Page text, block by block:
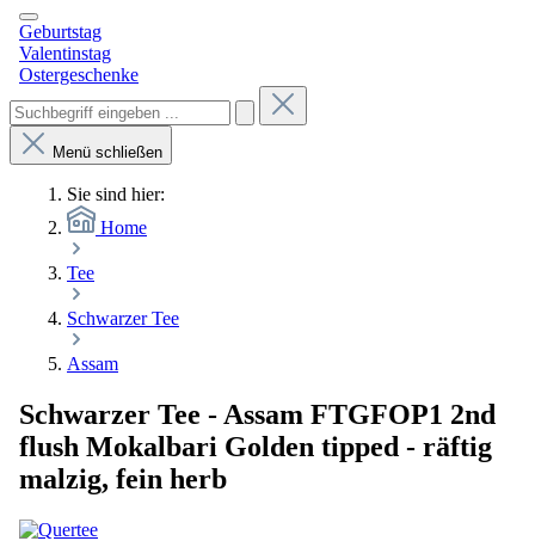
Geburtstag
Valentinstag
Ostergeschenke
Menü schließen
Sie sind hier:
Home
Tee
Schwarzer Tee
Assam
Schwarzer Tee - Assam FTGFOP1 2nd
flush Mokalbari Golden tipped - räftig
malzig, fein herb